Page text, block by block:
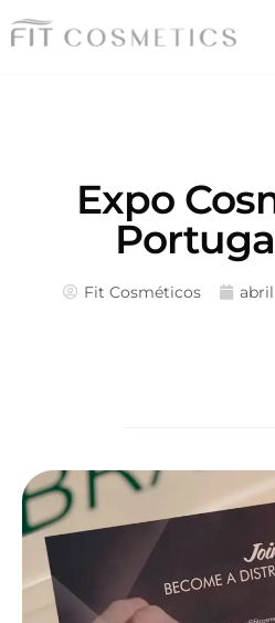
Expo
Fit Cosméticos abril